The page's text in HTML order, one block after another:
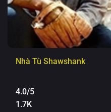
Nhà Tù Shawshank
4.0/5
1.7K